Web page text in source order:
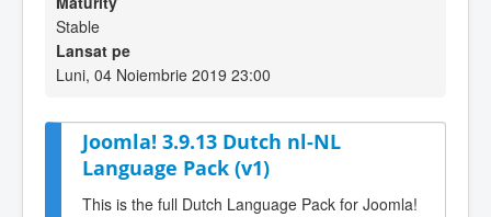
Stable
Lansat pe
Luni, 04 Noiembrie 2019 23:00
Joomla! 3.9.13 Dutch nl-NL
Language Pack (v1)
This is the full Dutch Language Pack for Joomla!